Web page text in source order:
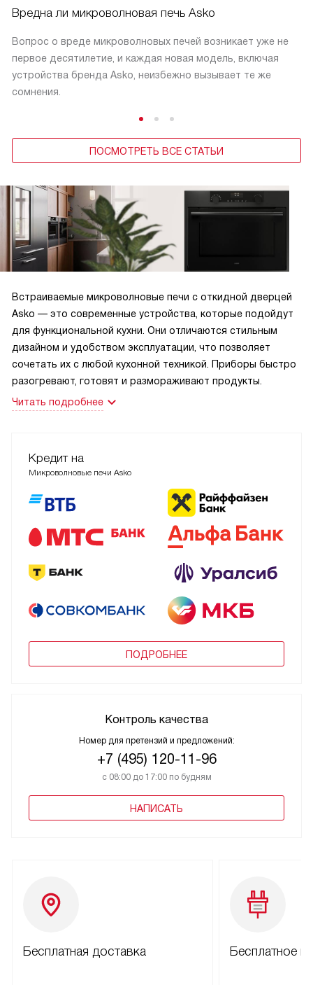
Вредна ли микроволновая печь Asko
Вопрос о вреде микроволновых печей возникает уже не
первое десятилетие, и каждая новая модель, включая
устройства бренда Asko, неизбежно вызывает те же
сомнения.
ПОСМОТРЕТЬ ВСЕ СТАТЬИ
Встраиваемые микроволновые печи с откидной дверцей
Asko — это современные устройства, которые подойдут
для функциональной кухни. Они отличаются стильным
дизайном и удобством эксплуатации, что позволяет
сочетать их с любой кухонной техникой. Приборы быстро
разогревают, готовят и размораживают продукты.
Читать подробнее
Кредит на
Микроволновые печи Asko
ПОДРОБНЕЕ
Контроль качества
Номер для претензий и предложений:
+7 (495) 120-11-96
с 08:00 до 17:00 по будням
НАПИСАТЬ
Бесплатная доставка Бесплатное